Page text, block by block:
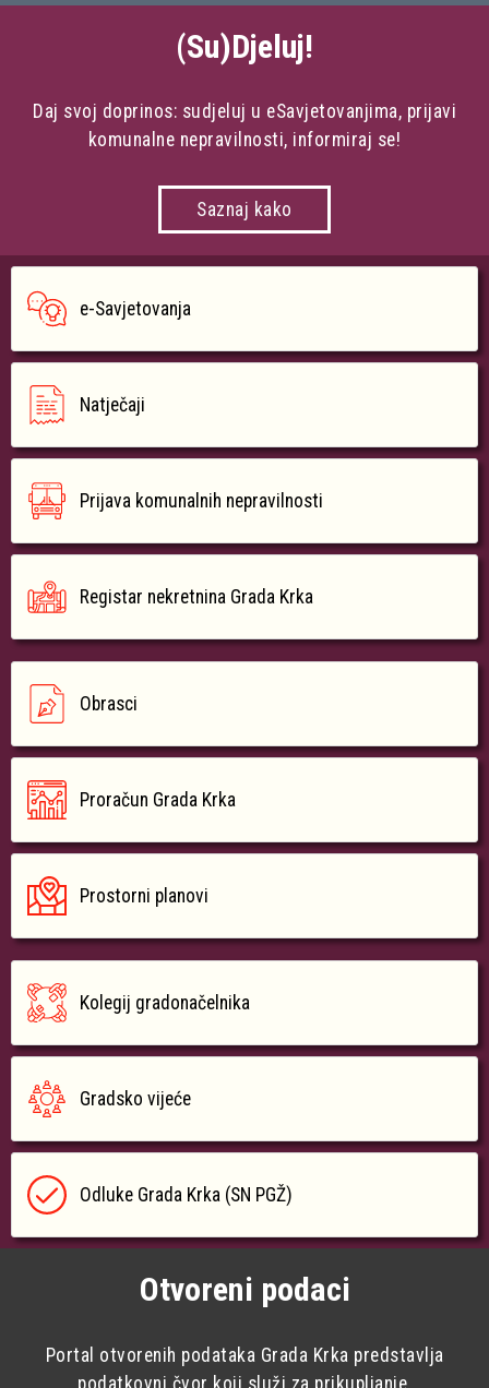
(Su)Djeluj!
Daj svoj doprinos: sudjeluj u eSavjetovanjima, prijavi
komunalne nepravilnosti, informiraj se!
Saznaj kako
e-Savjetovanja
Natječaji
Prijava komunalnih nepravilnosti
Registar nekretnina Grada Krka
Obrasci
Proračun Grada Krka
Prostorni planovi
Kolegij gradonačelnika
Gradsko vijeće
Odluke Grada Krka (SN PGŽ)
Otvoreni podaci
Portal otvorenih podataka Grada Krka predstavlja
podatkovni čvor koji služi za prikupljanje,